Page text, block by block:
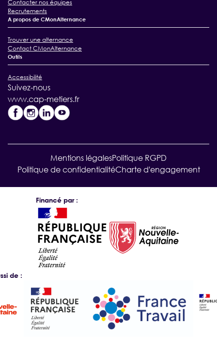
Contacter nos équipes
Recrutements
A propos de CMonAlternance
Trouver une alternance
Contact CMonAlternance
Outils
Accessibilité
Suivez-nous
www.cap-metiers.fr
Mentions légalesPolitique RGPD
Politique de confidentialitéCharte d'engagement
Financé par :
de :